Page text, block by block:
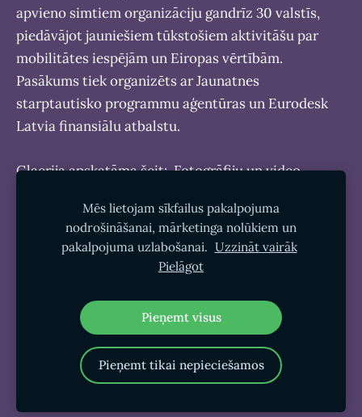
apvieno simtiem organizāciju gandrīz 30 valstīs,
piedāvājot jauniešiem tūkstošiem aktivitāšu par
mobilitātes iespējām un Eiropas vērtībām.
Pasākums tiek organizēts ar Jaunatnes
starptautisko programmu aģentūras un Eurodesk
Latvia finansiālu atbalstu.
Glaerija apskatāma šeit:Fotogrāfiju un video
Sīkdatnes
Mēs lietojam sīkfailus pakalpojuma
nodrošināšanai, mārketinga nolūkiem un
pakalpojuma uzlabošanai. Uzzināt vairāk
Pielāgot
Pieņemt visus
Pieņemt tikai nepieciešamos